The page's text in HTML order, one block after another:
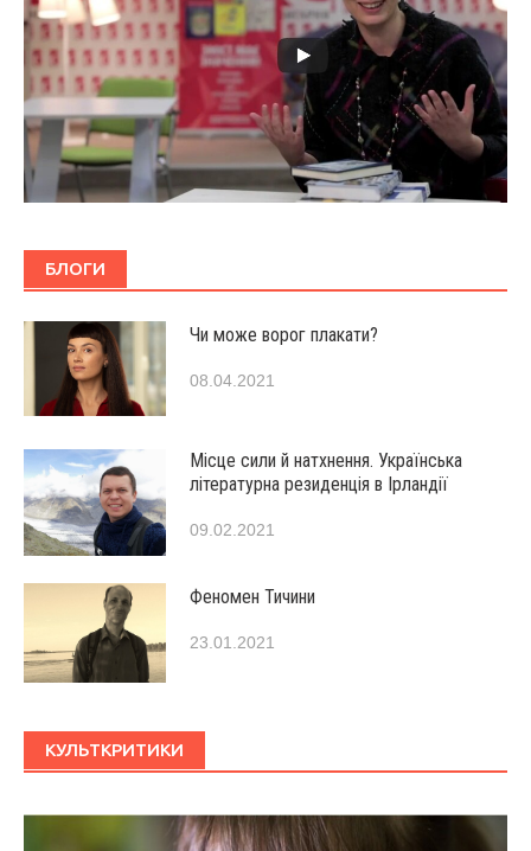
БЛОГИ
Чи може ворог плакати?
08.04.2021
Місце сили й натхнення. Українська
літературна резиденція в Ірландії
09.02.2021
Феномен Тичини
23.01.2021
КУЛЬТКРИТИКИ